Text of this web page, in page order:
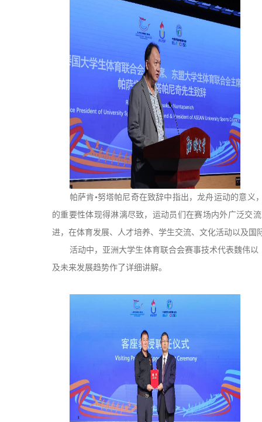
帕萨肯•努塔帕尼奇在致辞中指出，龙舟运动的意
的重要性体现得淋漓尽致，运动员们在赛场内外广泛交
进，在体育发展、人才培养、学生交流、文化活动以及国
活动中，亚洲大学生体育联合会赛事技术代表魏伟
及未来发展趋势作了详细讲解。